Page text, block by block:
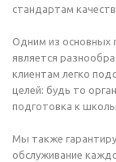
стандартам
Одним из основных
является
клиентам легко
целей: будь то
подготовка к
Мы также
обслуживание